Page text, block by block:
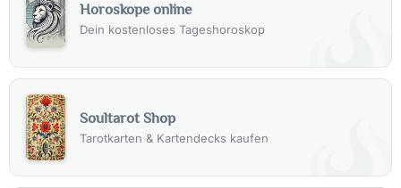
Horoskope online
Dein kostenloses Tageshoroskop
Soultarot Shop
Tarotkarten & Kartendecks kaufen